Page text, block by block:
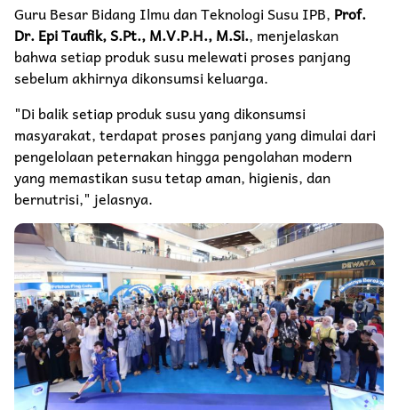
Guru Besar Bidang Ilmu dan Teknologi Susu IPB, Prof.
Dr. Epi Taufik, S.Pt., M.V.P.H., M.Si., menjelaskan
bahwa setiap produk susu melewati proses panjang
sebelum akhirnya dikonsumsi keluarga.
"Di balik setiap produk susu yang dikonsumsi
masyarakat, terdapat proses panjang yang dimulai dari
pengelolaan peternakan hingga pengolahan modern
yang memastikan susu tetap aman, higienis, dan
bernutrisi," jelasnya.